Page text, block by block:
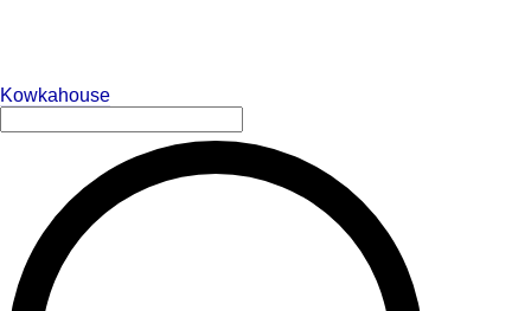
Kowkahouse